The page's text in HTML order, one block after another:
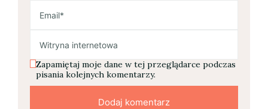
Zapamiętaj moje dane w tej przeglądarce podczas
pisania kolejnych komentarzy.